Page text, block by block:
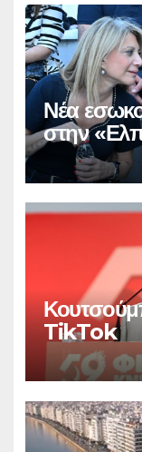
Νέα
στην
TikTok